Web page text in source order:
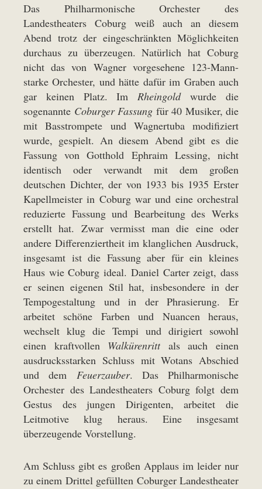
Das Philharmonische Orchester des
Landestheaters Coburg weiß auch an diesem
Abend trotz der eingeschränkten Möglichkeiten
durchaus zu überzeugen. Natürlich hat Coburg
nicht das von Wagner vorgesehene 123-Mann-
starke Orchester, und hätte dafür im Graben auch
gar keinen Platz. ImRheingoldwurde die
sogenannte Coburger Fassung für 40 Musiker, die
mit Basstrompete und Wagnertuba modifiziert
wurde, gespielt. An diesem Abend gibt es die
Fassung von Gotthold Ephraim Lessing, nicht
identisch oder verwandt mit dem großen
deutschen Dichter, der von 1933 bis 1935 Erster
Kapellmeister in Coburg war und eine orchestral
reduzierte Fassung und Bearbeitung des Werks
erstellt hat. Zwar vermisst man die eine oder
andere Differenziertheit im klanglichen Ausdruck,
insgesamt ist die Fassung aber für ein kleines
Haus wie Coburg ideal. Daniel Carter zeigt, dass
er seinen eigenen Stil hat, insbesondere in der
Tempogestaltung und in der Phrasierung. Er
arbeitet schöne Farben und Nuancen heraus,
wechselt klug die Tempi und dirigiert sowohl
einen kraftvollen Walkürenrittals auch einen
ausdrucksstarken Schluss mit Wotans Abschied
und dem Feuerzauber. Das Philharmonische
Orchester des Landestheaters Coburg folgt dem
Gestus des jungen Dirigenten, arbeitet die
Leitmotive klug heraus. Eine insgesamt
überzeugende Vorstellung.
Am Schluss gibt es großen Applaus im leider nur
zu einem Drittel gefüllten Coburger Landestheater